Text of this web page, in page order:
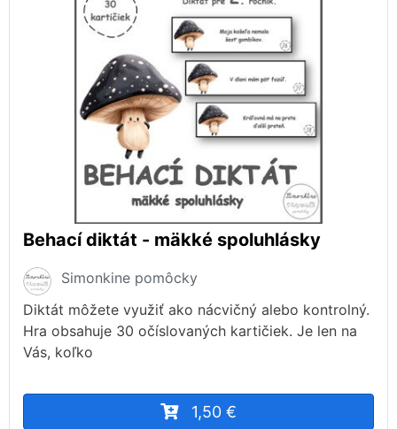
Behací diktát - mäkké spoluhlásky
Simonkine pomôcky
Diktát môžete využiť ako nácvičný alebo kontrolný.
Hra obsahuje 30 očíslovaných kartičiek. Je len na
Vás, koľko
1,50 €